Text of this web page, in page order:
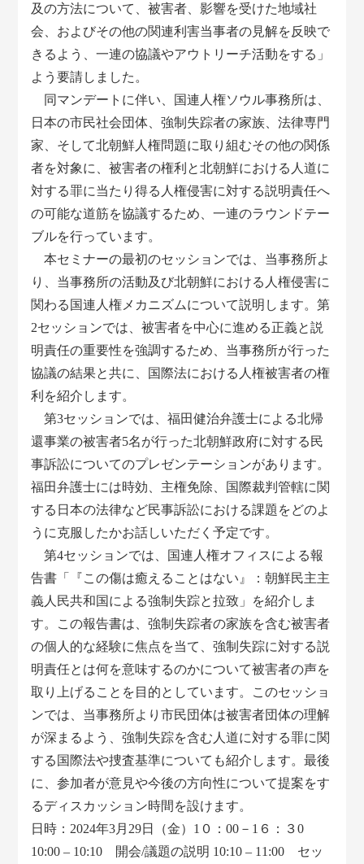
及の方法について、被害者、影響を受けた地域社
会、およびその他の関連利害当事者の見解を反映で
きるよう、一連の協議やアウトリーチ活動をする」
よう要請しました。
同マンデートに伴い、国連人権ソウル事務所は、
日本の市民社会団体、強制失踪者の家族、法律専門
家、そして北朝鮮人権問題に取り組むその他の関係
者を対象に、被害者の権利と北朝鮮における人道に
対する罪に当たり得る人権侵害に対する説明責任へ
の可能な道筋を協議するため、一連のラウンドテー
ブルを行っています。
本セミナーの最初のセッションでは、当事務所よ
り、当事務所の活動及び北朝鮮における人権侵害に
関わる国連人権メカニズムについて説明します。第
2セッションでは、被害者を中心に進める正義と説
明責任の重要性を強調するため、当事務所が行った
協議の結果と共に、国際法における人権被害者の権
利を紹介します。
第3セッションでは、福田健治弁護士による北帰
還事業の被害者5名が行った北朝鮮政府に対する民
事訴訟についてのプレゼンテーションがあります。
福田弁護士には時効、主権免除、国際裁判管轄に関
する日本の法律など民事訴訟における課題をどのよ
うに克服したかお話しいただく予定です。
第4セッションでは、国連人権オフィスによる報
告書「『この傷は癒えることはない』：朝鮮民主主
義人民共和国による強制失踪と拉致」を紹介しま
す。この報告書は、強制失踪者の家族を含む被害者
の個人的な経験に焦点を当て、強制失踪に対する説
明責任とは何を意味するのかについて被害者の声を
取り上げることを目的としています。このセッショ
ンでは、当事務所より市民団体は被害者団体の理解
が深まるよう、強制失踪を含む人道に対する罪に関
する国際法や捜査基準についても紹介します。最後
に、参加者が意見や今後の方向性について提案をす
るディスカッション時間を設けます。
日時：2024年3月29日（金）1０：00－1６：３0
10:00 – 10:10 開会/議題の説明 10:10 – 11:00 セッ